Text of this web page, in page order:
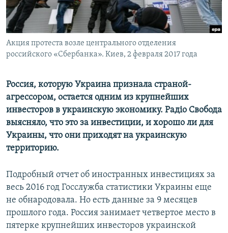
ELIFBE
УКРАИНСКАЯ ПРОБЛЕМА КРЫМА
Все сайты RFE/RL
Акция протеста возле центрального отделения
российского «Сбербанка». Киев, 2 февраля 2017 года
Россия, которую Украина признала страной-
агрессором, остается одним из крупнейших
инвесторов в украинскую экономику. Радiо Свобода
выясняло, что это за инвестиции, и хорошо ли для
Украины, что они приходят на украинскую
территорию.
Подробный отчет об иностранных инвестициях за
весь 2016 год Госслужба статистики Украины еще
не обнародовала. Но есть данные за 9 месяцев
прошлого года. Россия занимает четвертое место в
пятерке крупнейших инвесторов украинской